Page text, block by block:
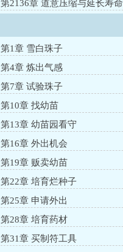
第2136章 道意压缩与延长寿命
第1章 雪白珠子
第4章 炼出气感
第7章 试验珠子
第10章 找幼苗
第13章 幼苗园看守
第16章 外出机会
第19章 贩卖幼苗
第22章 培育烂种子
第25章 申请外出
第28章 培育药材
第31章 买制符工具